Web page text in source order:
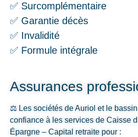
✅ Surcomplémentaire
✅ Garantie décès
✅ Invalidité
✅ Formule intégrale
Assurances
⚖️ Les sociétés de Auriol et le
confiance à les services de Caisse
Épargne – Capital retraite pour :